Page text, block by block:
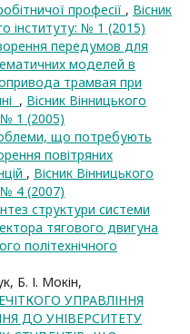
професії , Вісник
інституту: № 1 (2015)
передумов для
моделей в
трамвая при
, Вісник Вінницького
№ 1 (2005)
що потребують
повітряних
, Вісник Вінницького
№ 4 (2007)
структури системи
тягового двигуна
політехнічного
Б. І. Мокін,
УПРАВЛІННЯ
ДО УНІВЕРСИТЕТУ